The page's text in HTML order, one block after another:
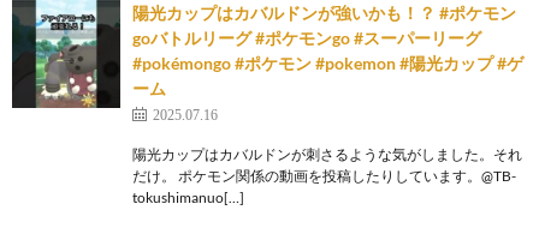
陽光カップはカバルドンが強いかも！？ #ポケモン
goバトルリーグ #ポケモンgo #スーパーリーグ
#pokémongo #ポケモン #pokemon #陽光カップ #ゲ
ーム
2025.07.16
陽光カップはカバルドンが刺さるような気がしました。それ
だけ。 ポケモン関係の動画を投稿したりしています。@TB-
tokushimanuo[…]